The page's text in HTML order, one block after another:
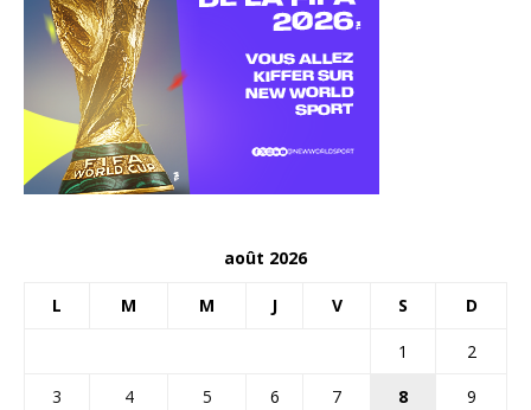
août 2026
L M M J V S D
1
2
3
4 5 6 7 8
9